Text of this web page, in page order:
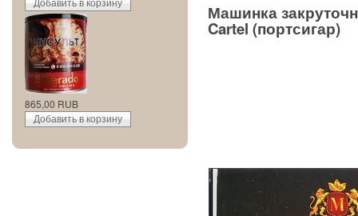
Машинка
Cartel (портсигар)
865,00 RUB